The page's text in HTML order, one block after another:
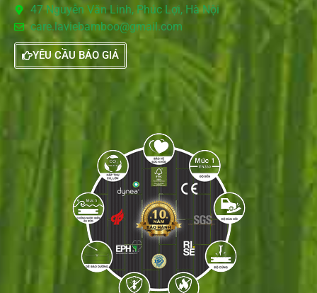
47 Nguyễn Văn Linh, Phúc Lợi, Hà Nội
care.laviebamboo@gmail.com
YÊU CẦU BÁO GIÁ